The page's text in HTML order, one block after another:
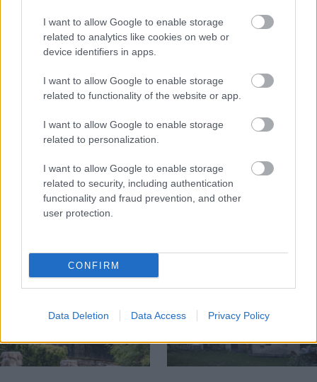
I want to allow Google to enable storage
related to analytics like cookies on web or
device identifiers in apps.
I want to allow Google to enable storage
related to functionality of the website or app.
I want to allow Google to enable storage
related to personalization.
I want to allow Google to enable storage
related to security, including authentication
functionality and fraud prevention, and other
user protection.
CONFIRM
Data Deletion Data Access Privacy Policy
CHALUPA
Na Morave prerobila
starú chalupu na
nepoznanie: Keď
vojdete dnu, zabudnete,
že nie ste v Toskánsku
S motorovou pílou sa
dokáže aj podpísať.
Slovák sa nebál a v
Čičmanoch si postavil